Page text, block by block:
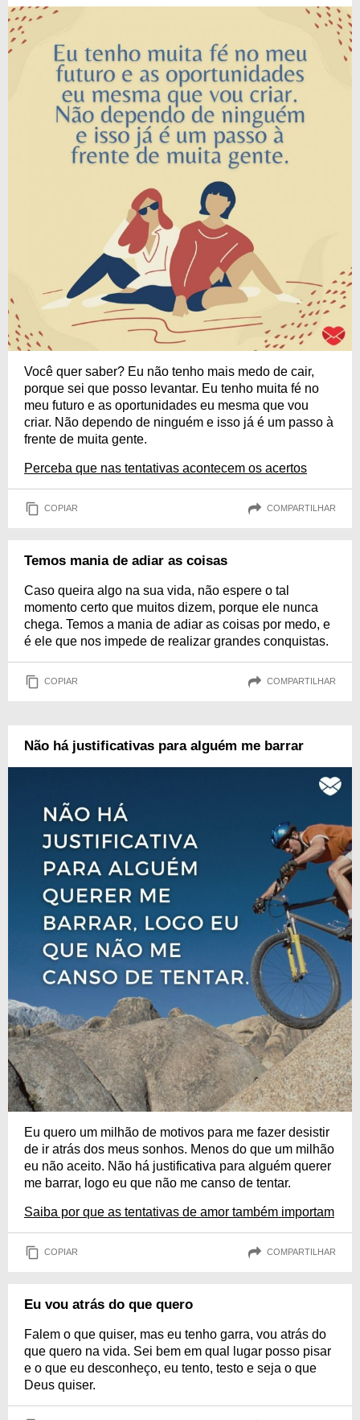
Você quer saber? Eu não tenho mais medo de cair,
porque sei que posso levantar. Eu tenho muita fé no
meu futuro e as oportunidades eu mesma que vou
criar. Não dependo de ninguém e isso já é um passo à
frente de muita gente.
Perceba que nas tentativas acontecem os acertos
COPIAR COMPARTILHAR
Temos mania de adiar as coisas
Caso queira algo na sua vida, não espere o tal
momento certo que muitos dizem, porque ele nunca
chega. Temos a mania de adiar as coisas por medo, e
é ele que nos impede de realizar grandes conquistas.
COPIAR COMPARTILHAR
Não há justificativas para alguém me barrar
Eu quero um milhão de motivos para me fazer desistir
de ir atrás dos meus sonhos. Menos do que um milhão
eu não aceito. Não há justificativa para alguém querer
me barrar, logo eu que não me canso de tentar.
Saiba por que as tentativas de amor também importam
COPIAR COMPARTILHAR
Eu vou atrás do que quero
Falem o que quiser, mas eu tenho garra, vou atrás do
que quero na vida. Sei bem em qual lugar posso pisar
e o que eu desconheço, eu tento, testo e seja o que
Deus quiser.